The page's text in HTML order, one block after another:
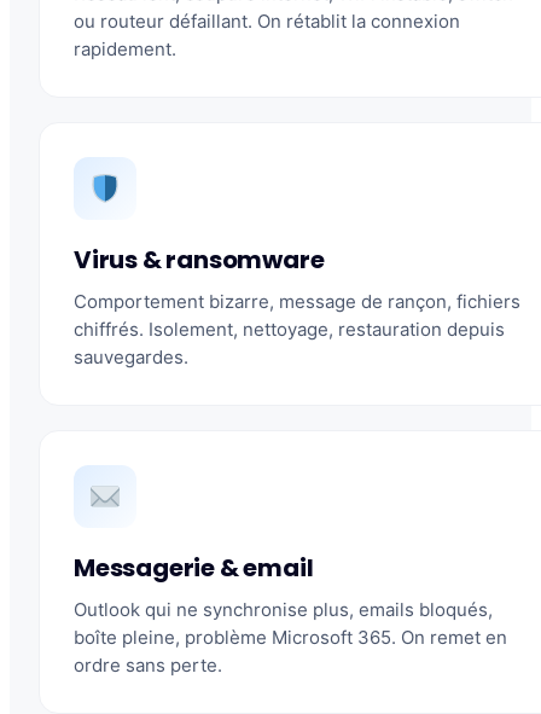
ou routeur défaillant. On rétablit la connexion
rapidement.
Virus & ransomware
Comportement bizarre, message de rançon, fichiers
chiffrés. Isolement, nettoyage, restauration depuis
sauvegardes.
Messagerie & email
Outlook qui ne synchronise plus, emails bloqués,
boîte pleine, problème Microsoft 365. On remet en
ordre sans perte.